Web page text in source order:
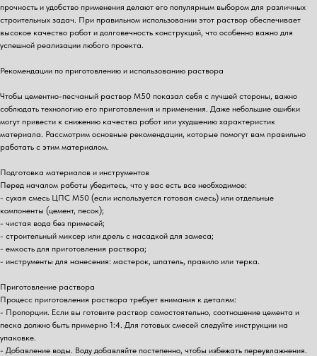
прочность и удобство применения делают его популярным выбором для различных
строительных задач. При правильном использовании этот раствор обеспечивает
высокое качество работ и долговечность конструкций, что особенно важно для
успешной реализации любого проекта.
Рекомендации по приготовлению и использованию раствора
Чтобы цементно-песчаный раствор М50 показал себя с лучшей стороны, важно
соблюдать технологию его приготовления и применения. Даже небольшие ошибки
могут привести к снижению качества работ или ухудшению характеристик
материала. Рассмотрим основные рекомендации, которые помогут вам правильно
работать с этим материалом.
Подготовка материалов и инструментов
Перед началом работы убедитесь, что у вас есть все необходимое:
- сухая смесь ЦПС М50 (если используется готовая смесь) или отдельные
компоненты (цемент, песок);
- чистая вода без примесей;
- строительный миксер или дрель с насадкой для замеса;
- емкость для приготовления раствора;
- инструменты для нанесения: мастерок, шпатель, правило или терка.
Приготовление раствора
Процесс приготовления раствора требует внимания к деталям:
- Пропорции. Если вы готовите раствор самостоятельно, соотношение цемента и
песка должно быть примерно 1:4. Для готовых смесей следуйте инструкции на
упаковке.
- Добавление воды. Воду добавляйте постепенно, чтобы избежать переувлажнения.